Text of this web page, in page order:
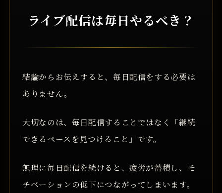
ライブ配信は毎日やるべき？
結論からお伝えすると、毎日配信をする必要は
ありません。
大切なのは、毎日配信することではなく「継続
できるペースを見つけること」です。
無理に毎日配信を続けると、疲労が蓄積し、モ
チベーションの低下につながってしまいます。